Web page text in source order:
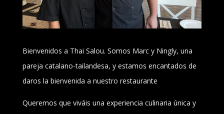
Bienvenidos a Thai Salou. Somos Marc y Ningly, una
pareja catalano-tailandesa, y estamos encantados de
daros la bienvenida a nuestro restaurante
Queremos que viváis una experiencia culinaria única y